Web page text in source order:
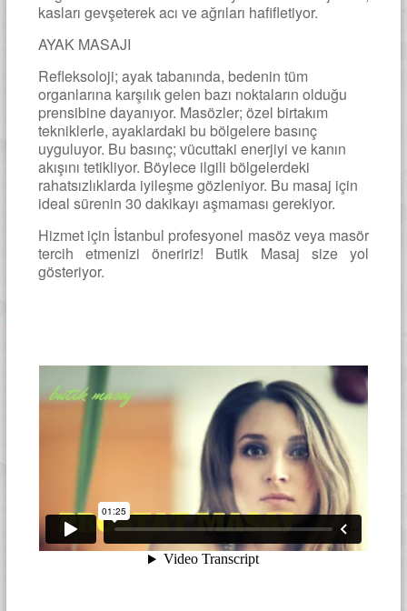
kasları gevşeterek acı ve ağrıları hafifletiyor.
AYAK MASAJI
Refleksoloji; ayak tabanında, bedenin tüm
organlarına karşılık gelen bazı noktaların olduğu
prensibine dayanıyor. Masözler; özel birtakım
tekniklerle, ayaklardaki bu bölgelere basınç
uyguluyor. Bu basınç; vücuttaki enerjiyi ve kanın
akışını tetikliyor. Böylece ilgili bölgelerdeki
rahatsızlıklarda iyileşme gözleniyor. Bu masaj için
ideal sürenin 30 dakikayı aşmaması gerekiyor.
Hizmet için İstanbul profesyonel masöz veya masör
tercih etmenizi öneririz! Butik Masaj size yol
gösteriyor.